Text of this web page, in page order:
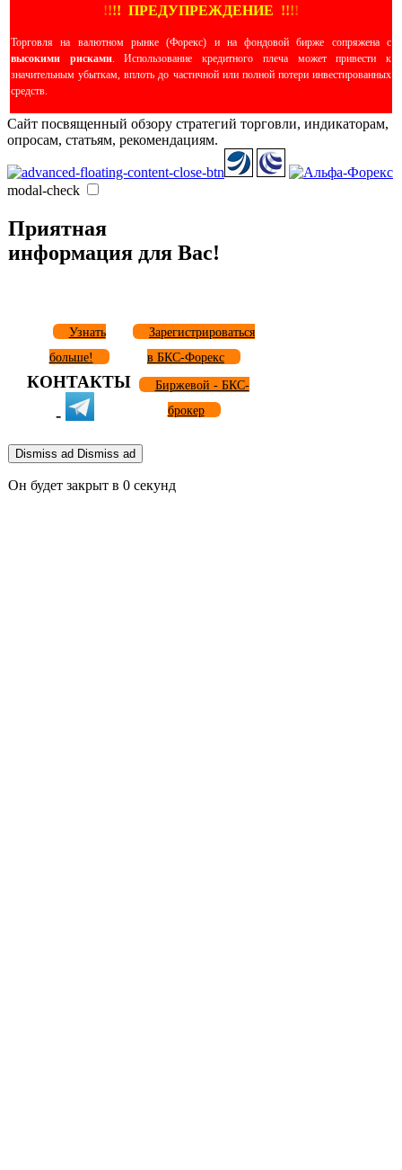
!!!! ПРЕДУПРЕЖДЕНИЕ !!!!
Торговля на валютном рынке (Форекс) и на фондовой бирже сопряжена с
высокими рисками. Использование кредитного плеча может привести к
значительным убыткам, вплоть до частичной или полной потери инвестированных
средств.
Сайт посвященный обзору стратегий торговли, индикаторам,
опросам, статьям, рекомендациям.
modal-check
Приятная
информация для Вас!
Узнать
больше!
Зарегистрироваться
в БКС-Форекс
КОНТАКТЫ
-
Биржевой - БКС-
брокер
Dismiss ad Dismiss ad
Он будет закрыт в 0 секунд